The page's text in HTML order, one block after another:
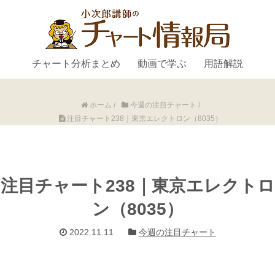
チャート分析まとめ 動画で学ぶ 用語解説
ホーム / 今週の注目チャート /
注目チャート238｜東京エレクトロン（8035）
注目チャート238｜東京エレクトロ
ン（8035）
2022.11.11 今週の注目チャート